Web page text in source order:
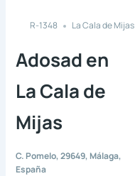
R-1348 La Cala de Mijas
Adosad en
La Cala de
Mijas
C. Pomelo, 29649, Málaga,
España